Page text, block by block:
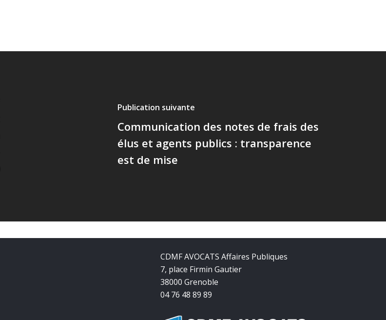
Publication suivante
Communication des notes de frais des
élus et agents publics : transparence
est de mise
CDMF AVOCATS Affaires Publiques
7, place Firmin Gautier
38000 Grenoble
04 76 48 89 89